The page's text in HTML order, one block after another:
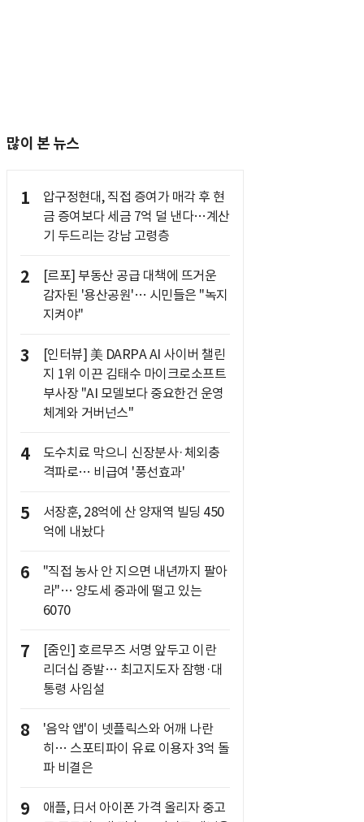
많이 본 뉴스
1
압구정현대, 직접 증여가 매각 후 현
금 증여보다 세금 7억 덜 낸다…계산
기 두드리는 강남 고령층
2
[르포] 부동산 공급 대책에 뜨거운
감자된 '용산공원'… 시민들은 "녹지
지켜야"
3
[인터뷰] 美 DARPA AI 사이버 챌린
지 1위 이끈 김태수 마이크로소프트
부사장 "AI 모델보다 중요한건 운영
체계와 거버넌스"
4
도수치료 막으니 신장분사·체외충
격파로… 비급여 '풍선효과'
5
서장훈, 28억에 산 양재역 빌딩 450
억에 내놨다
6
"직접 농사 안 지으면 내년까지 팔아
라"… 양도세 중과에 떨고 있는
6070
7
[줌인] 호르무즈 서명 앞두고 이란
리더십 증발… 최고지도자 잠행·대
통령 사임설
8
'음악 앱'이 넷플릭스와 어깨 나란
히… 스포티파이 유료 이용자 3억 돌
파 비결은
9
애플, 日서 아이폰 가격 올리자 중고